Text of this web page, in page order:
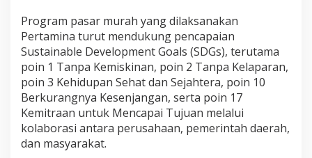
Program pasar murah yang dilaksanakan
Pertamina turut mendukung pencapaian
Sustainable Development Goals (SDGs), terutama
poin 1 Tanpa Kemiskinan, poin 2 Tanpa Kelaparan,
poin 3 Kehidupan Sehat dan Sejahtera, poin 10
Berkurangnya Kesenjangan, serta poin 17
Kemitraan untuk Mencapai Tujuan melalui
kolaborasi antara perusahaan, pemerintah daerah,
dan masyarakat.